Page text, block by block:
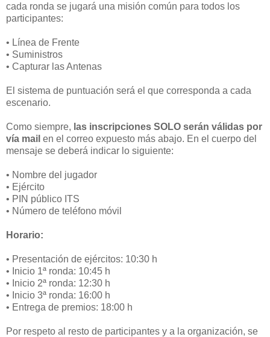
cada ronda se jugará una misión común para todos los
participantes:
• Línea de Frente
• Suministros
• Capturar las Antenas
El sistema de puntuación será el que corresponda a cada
escenario.
Como siempre, las inscripciones SOLO serán válidas por
vía mail en el correo expuesto más abajo. En el cuerpo del
mensaje se deberá indicar lo siguiente:
• Nombre del jugador
• Ejército
• PIN público ITS
• Número de teléfono móvil
Horario:
• Presentación de ejércitos: 10:30 h
• Inicio 1ª ronda: 10:45 h
• Inicio 2ª ronda: 12:30 h
• Inicio 3ª ronda: 16:00 h
• Entrega de premios: 18:00 h
Por respeto al resto de participantes y a la organización, se